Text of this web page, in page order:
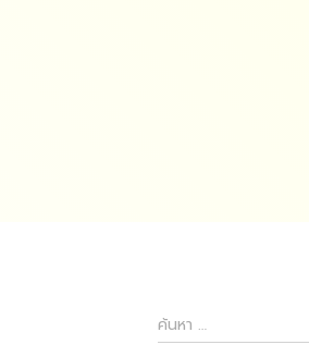
ค้นหา …